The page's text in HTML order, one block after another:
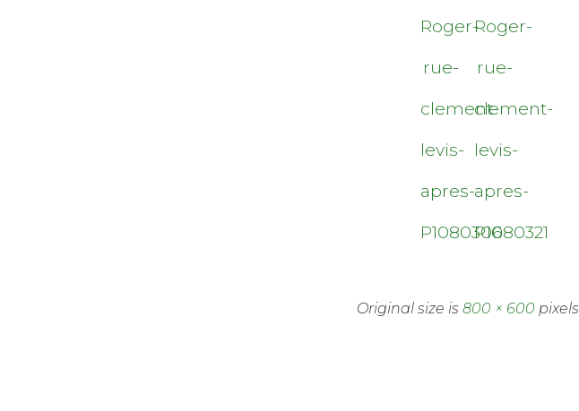
Roger-
rue-
clement-
levis-
apres-
P1080306
Roger-
rue-
clement-
levis-
apres-
P1080321
Original size is 800 × 600 pixels